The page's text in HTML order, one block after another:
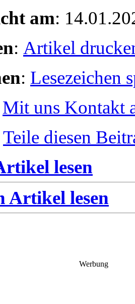
am:
: Artikel
: Lesezeichen
Mit uns Kontakt
Teile diesen
lesen
Artikel lesen
Werbung